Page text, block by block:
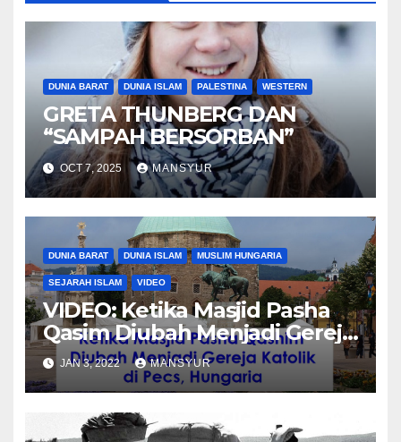
DUNIA BARAT DUNIA ISLAM PALESTINA WESTERN
GRETA THUNBERG DAN
“SAMPAH BERSORBAN”
OCT 7, 2025 MANSYUR
DUNIA BARAT DUNIA ISLAM MUSLIM HUNGARIA
SEJARAH ISLAM VIDEO
VIDEO: Ketika Masjid Pasha
Qasim Diubah Menjadi Gereja
Katolik di Pecs, Hungaria
JAN 3, 2022 MANSYUR